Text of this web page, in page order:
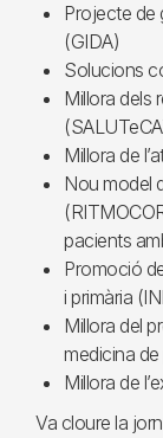
Projecte de
(GIDA)
Solucions
Millora dels
Millora de
Nou model
pacients
Promoció
i primària
Millora del
medicina
Millora de
Va cloure la